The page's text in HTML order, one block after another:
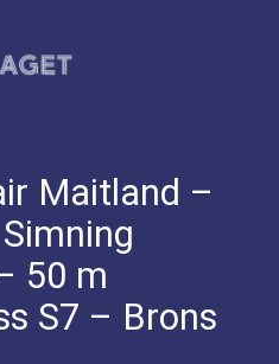
Maitland –
50 m
S7 – Brons